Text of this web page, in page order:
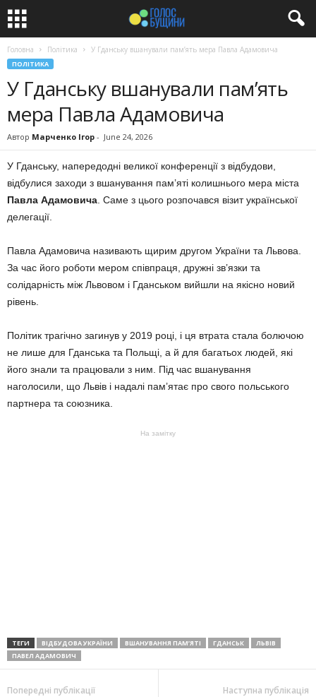
Головна Політика У Гданську вшанували пам’ять мера Павла Адамовича
ПОЛІТИКА
У Гданську вшанували пам’ять
мера Павла Адамовича
Автор Марченко Ігор - June 24, 2026
У Гданську, напередодні великої конференції з відбудови,
відбулися заходи з вшанування пам’яті колишнього мера міста
Павла Адамовича . Саме з цього розпочався візит української
делегації.
Павла Адамовича називають щирим другом України та Львова.
За час його роботи мером співпраця, дружні зв’язки та
солідарність між Львовом і Гданськом вийшли на якісно новий
рівень.
Політик трагічно загинув у 2019 році, і ця втрата стала болючою
не лише для Гданська та Польщі, а й для багатьох людей, які
його знали та працювали з ним. Під час вшанування
наголосили, що Львів і надалі пам’ятає про свого польського
партнера та союзника.
На замітку
ТЕГИ ВІДБУДОВА УКРАЇНИ ВШАНУВАННЯ ПАМ’ЯТІ ГДАНСЬК
ЛЬВІВ
ПАВЕЛ АДАМОВИЧ
Попередні публікації Наступна публікація